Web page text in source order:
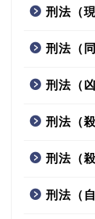
刑法（
刑法（
刑法（
刑法（
刑法（
刑法（